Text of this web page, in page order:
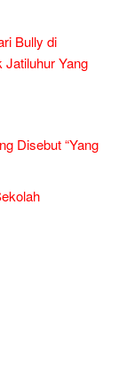
Bully di
Jatiluhur Yang
Disebut “Yang